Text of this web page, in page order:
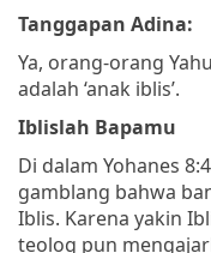
Tanggapan Adina:
Ya, orang-orang
adalah ‘anak iblis’.
Iblislah Bapamu
Di dalam Yohanes
gamblang bahwa
Iblis. Karena yakin
teolog pun